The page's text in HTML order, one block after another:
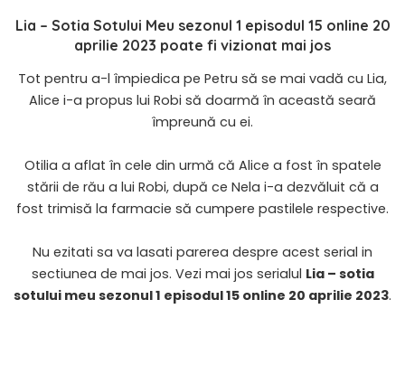
Lia – Sotia Sotului Meu sezonul 1 episodul 15 online 20
aprilie 2023 poate fi vizionat mai jos
Tot pentru a-l împiedica pe Petru să se mai vadă cu Lia,
Alice i-a propus lui Robi să doarmă în această seară
împreună cu ei.
Otilia a aflat în cele din urmă că Alice a fost în spatele
stării de rău a lui Robi, după ce Nela i-a dezvăluit că a
fost trimisă la farmacie să cumpere pastilele respective.
Nu ezitati sa va lasati parerea despre acest serial in
sectiunea de mai jos. Vezi mai jos serialul Lia – sotia
sotului meu sezonul 1 episodul 15 online 20 aprilie 2023.